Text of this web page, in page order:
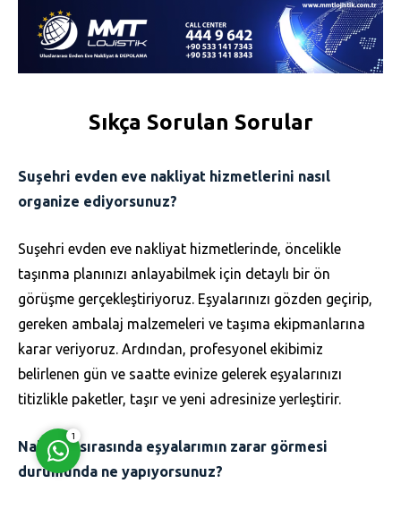
Sıkça Sorulan Sorular
Suşehri evden eve nakliyat hizmetlerini nasıl
organize ediyorsunuz?
Suşehri evden eve nakliyat hizmetlerinde, öncelikle
taşınma planınızı anlayabilmek için detaylı bir ön
görüşme gerçekleştiriyoruz. Eşyalarınızı gözden geçirip,
gereken ambalaj malzemeleri ve taşıma ekipmanlarına
karar veriyoruz. Ardından, profesyonel ekibimiz
belirlenen gün ve saatte evinize gelerek eşyalarınızı
titizlikle paketler, taşır ve yeni adresinize yerleştirir.
Nakliyat sırasında eşyalarımın zarar görmesi
durumunda ne yapıyorsunuz?
Müşteri Temsilcisi
Cevap Yaz
1